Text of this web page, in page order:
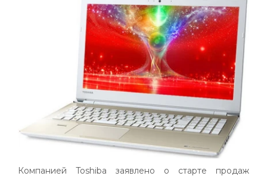
Компанией Toshiba заявлено о старте продаж